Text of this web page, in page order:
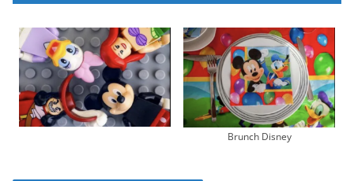
Brunch Disney